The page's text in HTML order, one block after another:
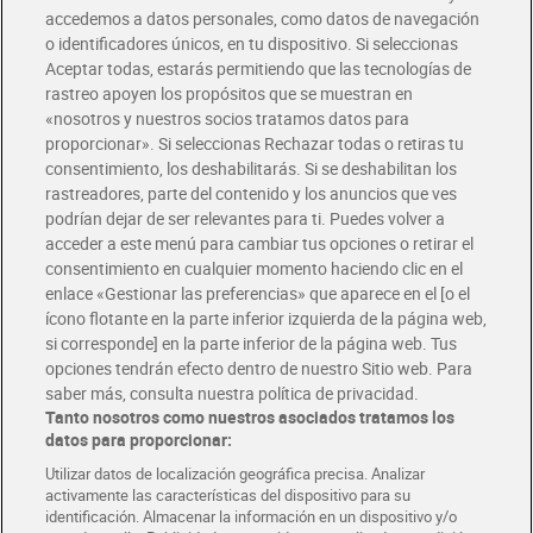
Envío gratis por compras superiores a 100€
Envío estandar por 4,99€
Glovo y Uber Eats
Solicita tu factura de Glovo o Uber Eats
Únete al CLUB Dia
Disfruta las ventajas y ofertas exclusivas.
Descárgate la APP Dia
Folletos y Tiendas
Descubre las mejores ofertas y busca tu tienda más cercana
Tarjeta MaX Dia
Te devuelve hasta 8€/mes de tus compras.
¡Solicita tu tarjeta de crédito aquí!
COMER MEJOR CADA DIA
accedemos a datos personales, como datos de navegación
o identificadores únicos, en tu dispositivo. Si seleccionas
Aceptar todas, estarás permitiendo que las tecnologías de
rastreo apoyen los propósitos que se muestran en
«nosotros y nuestros socios tratamos datos para
proporcionar». Si seleccionas Rechazar todas o retiras tu
consentimiento, los deshabilitarás. Si se deshabilitan los
rastreadores, parte del contenido y los anuncios que ves
podrían dejar de ser relevantes para ti. Puedes volver a
acceder a este menú para cambiar tus opciones o retirar el
consentimiento en cualquier momento haciendo clic en el
enlace «Gestionar las preferencias» que aparece en el [o el
ícono flotante en la parte inferior izquierda de la página web,
si corresponde] en la parte inferior de la página web. Tus
opciones tendrán efecto dentro de nuestro Sitio web. Para
saber más, consulta nuestra política de privacidad.
Tanto nosotros como nuestros asociados tratamos los
datos para proporcionar:
Utilizar datos de localización geográfica precisa. Analizar
activamente las características del dispositivo para su
identificación. Almacenar la información en un dispositivo y/o